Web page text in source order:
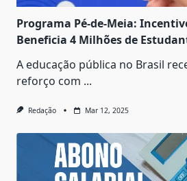
Programa Pé-de-Meia:
Beneficia 4 Milhões de
A educação pública no Brasil
reforço com ...
Redação Mar 12, 2025